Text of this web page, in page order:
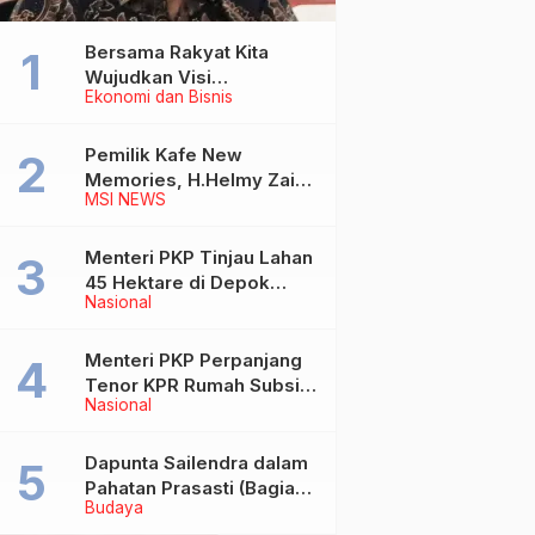
Ekonomi dan Bisnis
Bersama Rakyat Kita
Wujudkan Visi
Kementerian ATR/BPN
MSI NEWS
Pemilik Kafe New
Memories, H.Helmy Zain
Wafat
Nasional
Menteri PKP Tinjau Lahan
45 Hektare di Depok
untuk Pembangunan
Nasional
Menteri PKP Perpanjang
Tenor KPR Rumah Subsidi
hingga 30 Tahun
Budaya
Dapunta Sailendra dalam
Pahatan Prasasti (Bagian
1)